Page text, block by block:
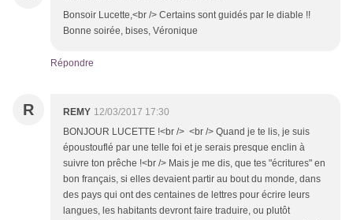
Bonsoir Lucette,<br /> Certains sont guidés par le diable !!
Bonne soirée, bises, Véronique
Répondre
R REMY 12/03/2017 17:30
BONJOUR LUCETTE !<br /> <br /> Quand je te lis, je suis
époustouflé par une telle foi et je serais presque enclin à
suivre ton prêche !<br /> Mais je me dis, que tes "écritures" en
bon français, si elles devaient partir au bout du monde, dans
des pays qui ont des centaines de lettres pour écrire leurs
langues, les habitants devront faire traduire, ou plutôt